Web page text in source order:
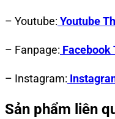
– Youtube: Youtube
– Fanpage: Facebook
– Instagram:
Sản phẩm liên